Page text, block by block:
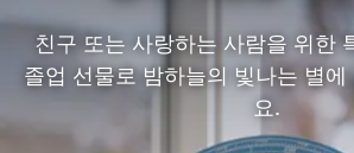
친구 또는 사랑하는 사람을 위한
졸업 선물로 밤하늘의 빛나는 별에
요.